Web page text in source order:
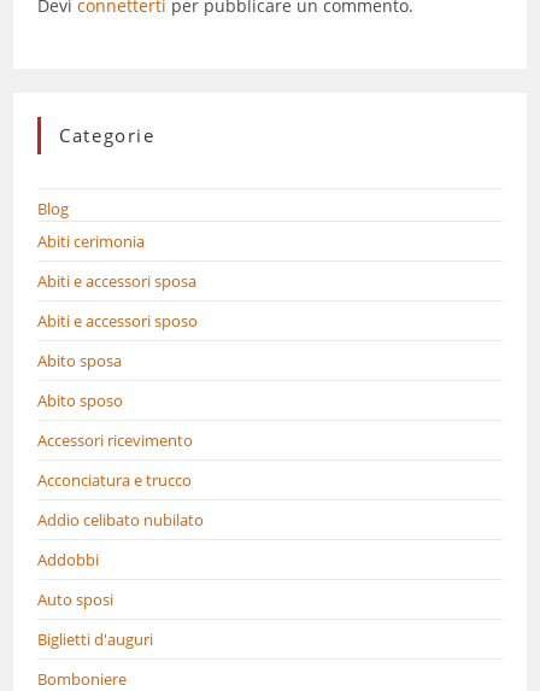
Deviconnetterti per pubblicare un commento.
Categorie
Blog
Abiti cerimonia
Abiti e accessori sposa
Abiti e accessori sposo
Abito sposa
Abito sposo
Accessori ricevimento
Acconciatura e trucco
Addio celibato nubilato
Addobbi
Auto sposi
Biglietti d'auguri
Bomboniere